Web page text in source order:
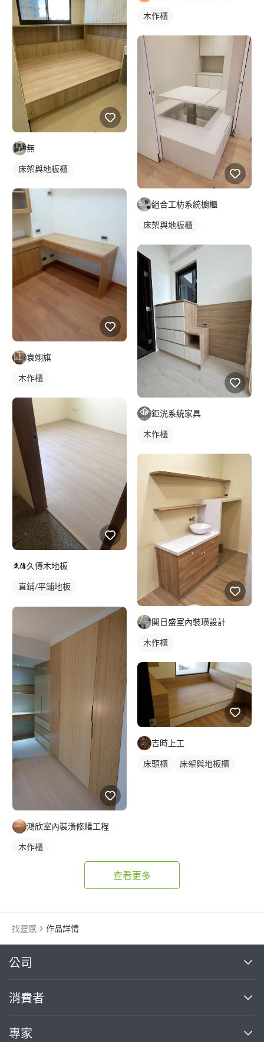
無
床架與地板櫃
袁翊旗
木作櫃
久傳木地板
直鋪/平鋪地板
塑膠地板成品
鴻欣室內裝潢修繕工程
木作櫃
木作櫃
組合工枋系統櫥櫃
床架與地板櫃
鉅洸系統家具
木作櫃
関日盛室內裝璜設計
木作櫃
吉時上工
床頭櫃 床架與地板櫃
查看更多
找靈感 作品詳情
公司
關於我們
部落格
消費者
買服務
專家
繼續完成